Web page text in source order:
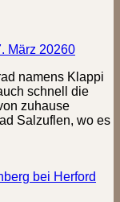
März 20260
namens Klappi
schnell die
zuhause
Salzuflen, wo es